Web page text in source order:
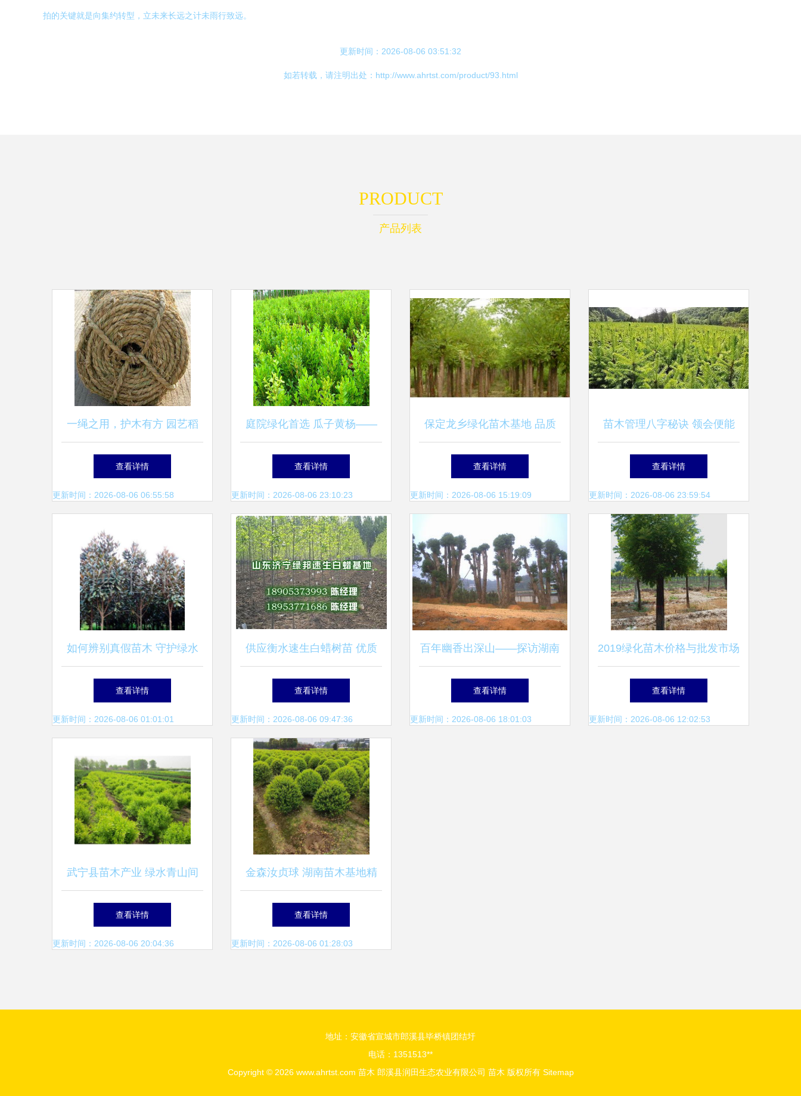
拍的关键就是向集约转型，立未来长远之计未雨行致远。
更新时间：2026-08-06 03:51:32
如若转载，请注明出处：http://www.ahrtst.com/product/93.html
PRODUCT
产品列表
一绳之用，护木有方 园艺稻
草绳的实用指南
查看详情
更新时间：2026-08-06 06:55:58
庭院绿化首选 瓜子黄杨——
四季常青的耐寒绿篱植物
查看详情
更新时间：2026-08-06 23:10:23
保定龙乡绿化苗木基地 品质
苗木成就绿色梦想
查看详情
更新时间：2026-08-06 15:19:09
苗木管理八字秘诀 领会便能
减少损失
查看详情
更新时间：2026-08-06 23:59:54
如何辨别真假苗木 守护绿水
青山的钥匙
查看详情
更新时间：2026-08-06 01:01:01
供应衡水速生白蜡树苗 优质
厂家在线报价与实拍苗木图片
一览
查看详情
更新时间：2026-08-06 09:47:36
百年幽香出深山——探访湖南
精品深山含笑苗圃基地与优质
供应链
查看详情
更新时间：2026-08-06 18:01:03
2019绿化苗木价格与批发市场
分析 园林网苗木报价第4页解
读
查看详情
更新时间：2026-08-06 12:02:53
武宁县苗木产业 绿水青山间
的绿色发展之道
查看详情
更新时间：2026-08-06 20:04:36
金森汝贞球 湖南苗木基地精
品球类批发指南
查看详情
更新时间：2026-08-06 01:28:03
地址：安徽省宣城市郎溪县毕桥镇团结圩
电话：1351513**
Copyright © 2026 www.ahrtst.com 苗木 郎溪县润田生态农业有限公司 苗木 版权所有 Sitemap